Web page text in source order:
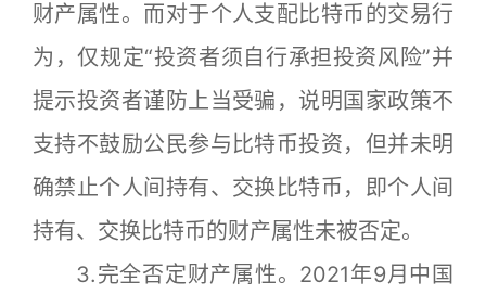
财产属性。而对于个人支配比特币的交易行
为，仅规定“投资者须自行承担投资风险”并
提示投资者谨防上当受骗，说明国家政策不
支持不鼓励公民参与比特币投资，但并未明
确禁止个人间持有、交换比特币，即个人间
持有、交换比特币的财产属性未被否定。
3.完全否定财产属性。2021年9月中国